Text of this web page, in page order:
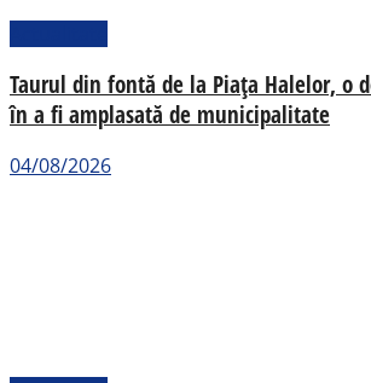
Taurul din fontă de la Piața Halelor, o
în a fi amplasată de municipalitate
04/08/2026